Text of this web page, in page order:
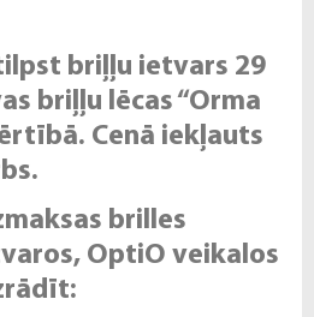
briļļu ietvars 29
briļļu lēcas “Orma
Cenā iekļauts
brilles
OptiO veikalos